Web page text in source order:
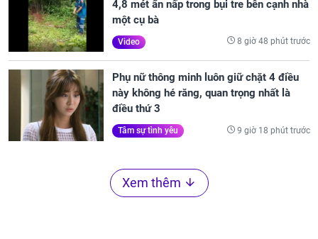
4,8 mét ẩn nấp trong bụi tre bên cạnh nhà
một cụ bà
Video 8 giờ 48 phút trước
Phụ nữ thông minh luôn giữ chặt 4 điều
này không hé răng, quan trọng nhất là
điều thứ 3
Tâm sự tình yêu 9 giờ 18 phút trước
Xem thêm